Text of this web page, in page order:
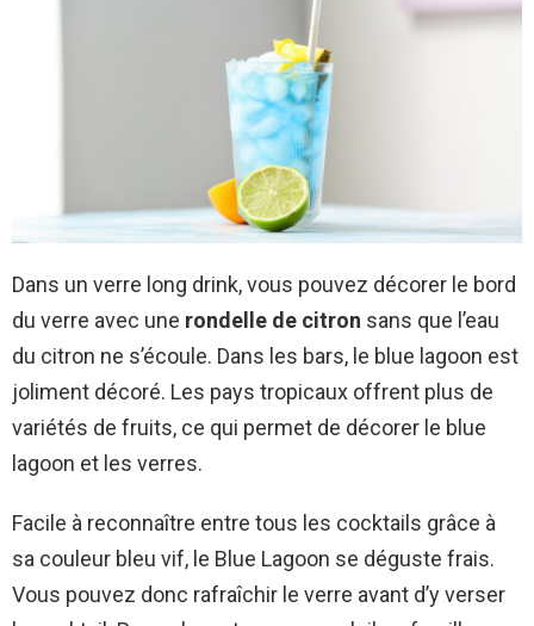
Dans un verre long drink, vous pouvez décorer le bord
du verre avec une rondelle de citron sans que l’eau
du citron ne s’écoule. Dans les bars, le blue lagoon est
joliment décoré. Les pays tropicaux offrent plus de
variétés de fruits, ce qui permet de décorer le blue
lagoon et les verres.
Facile à reconnaître entre tous les cocktails grâce à
sa couleur bleu vif, le Blue Lagoon se déguste frais.
Vous pouvez donc rafraîchir le verre avant d’y verser